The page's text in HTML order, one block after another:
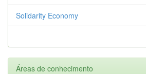
Solidarity Economy
Áreas de conhecimento